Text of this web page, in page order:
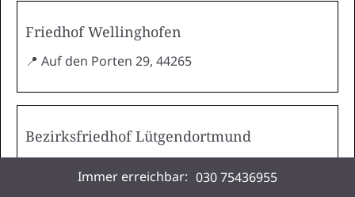
Friedhof Wellinghofen
📍 Auf den Porten 29, 44265
Bezirksfriedhof Lütgendortmund
Immer erreichbar: 030 75436955